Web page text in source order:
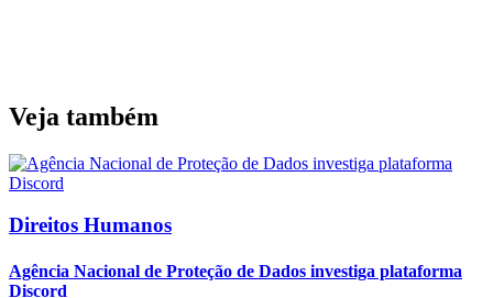
Veja também
Direitos Humanos
Agência Nacional de Proteção de Dados investiga plataforma
Discord